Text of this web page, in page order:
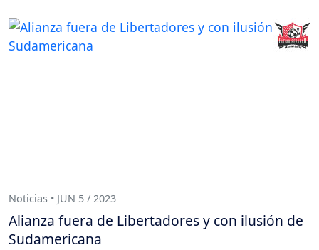
Noticias • JUN 5 / 2023
Alianza fuera de Libertadores y con ilusión de
Sudamericana